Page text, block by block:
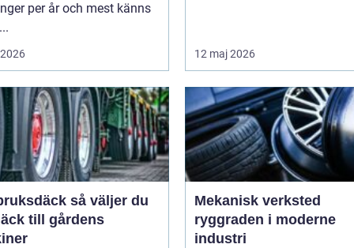
per år och mest känns
12 maj 2026
så väljer du
till gårdens
Mekanisk verksted
ryggraden i moderne
industri